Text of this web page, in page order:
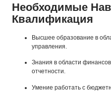
Необходимые
Квалификация
Высшее образование в
управления.
Знания в области
отчетности.
Умение работать с